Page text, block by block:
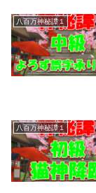
八百万神秘譚１
八百万神秘譚１